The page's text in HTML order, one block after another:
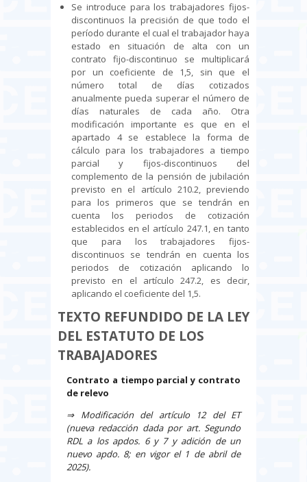
Se introduce para los trabajadores fijos-
discontinuos la precisión de que todo el
período durante el cual el trabajador haya
estado en situación de alta con un
contrato fijo-discontinuo se multiplicará
por un coeficiente de 1,5, sin que el
número total de días cotizados
anualmente pueda superar el número de
días naturales de cada año. Otra
modificación importante es que en el
apartado 4 se establece la forma de
cálculo para los trabajadores a tiempo
parcial y fijos-discontinuos del
complemento de la pensión de jubilación
previsto en el artículo 210.2, previendo
para los primeros que se tendrán en
cuenta los periodos de cotización
establecidos en el artículo 247.1, en tanto
que para los trabajadores fijos-
discontinuos se tendrán en cuenta los
periodos de cotización aplicando lo
previsto en el artículo 247.2, es decir,
aplicando el coeficiente del 1,5.
TEXTO REFUNDIDO DE LA LEY
DEL ESTATUTO DE LOS
TRABAJADORES
Contrato a tiempo parcial y contrato
de relevo
⇒Modificación del artículo 12 del ET
(nueva redacción dada por art. Segundo
RDL a los apdos. 6 y 7 y adición de un
nuevo apdo. 8; en vigor el 1 de abril de
2025).